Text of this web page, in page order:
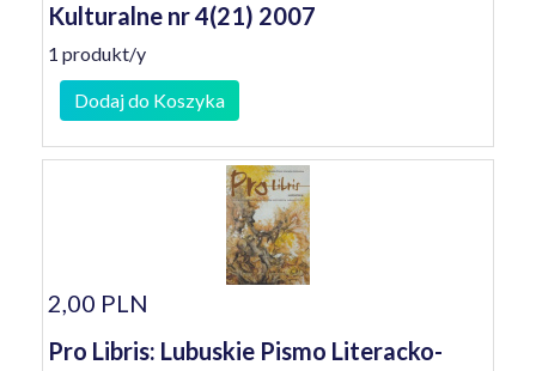
Kulturalne nr 4(21) 2007
1 produkt/y
Dodaj do Koszyka
2,00 PLN
Pro Libris: Lubuskie Pismo Literacko-